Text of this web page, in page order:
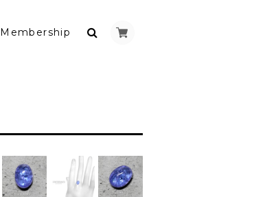
Membership